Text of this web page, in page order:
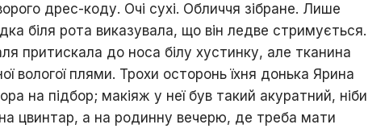
дрес-коду. Очі сухі. Обличчя зібране. Лише
біля рота виказувала, що він ледве стримується.
притискала до носа білу хустинку, але тканина
вологої плями. Трохи осторонь їхня донька Ярина
на підбор; макіяж у неї був такий акуратний, ніби
цвинтар, а на родинну вечерю, де треба мати